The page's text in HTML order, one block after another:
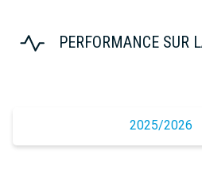
PERFORMANCE SUR
2025/2026